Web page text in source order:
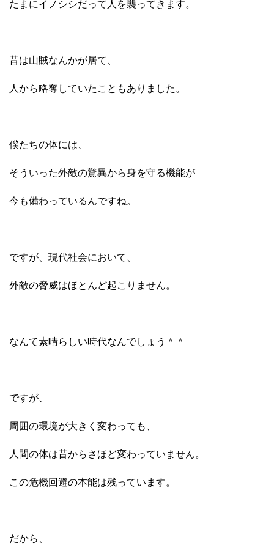
たまにイノシシだって人を襲ってきます。
昔は山賊なんかが居て、
人から略奪していたこともありました。
僕たちの体には、
そういった外敵の驚異から身を守る機能が
今も備わっているんですね。
ですが、現代社会において、
外敵の脅威はほとんど起こりません。
なんて素晴らしい時代なんでしょう＾＾
ですが、
周囲の環境が大きく変わっても、
人間の体は昔からさほど変わっていません。
この危機回避の本能は残っています。
だから、